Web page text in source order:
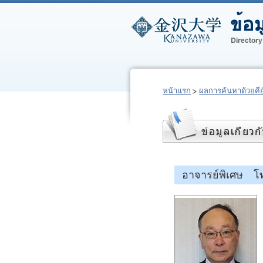
หน้าแรก ผลการค้นหาด้วยคี
อาจารย์พิเศษ โ